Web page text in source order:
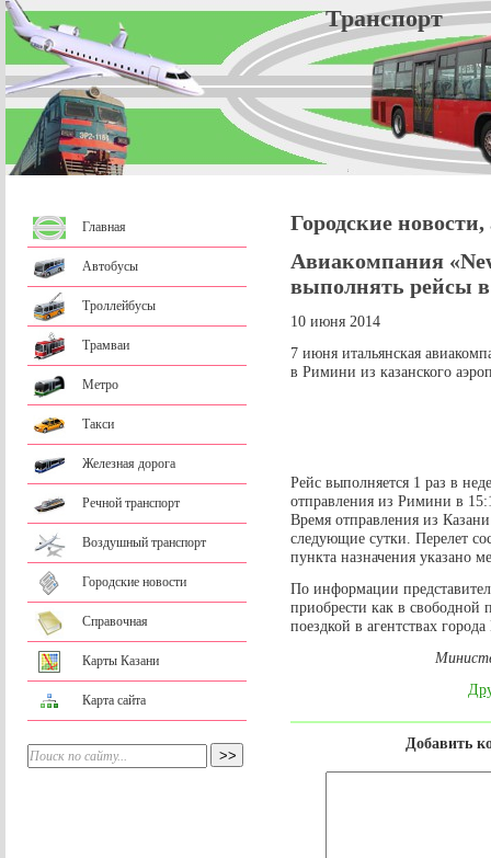
Главная
Автобусы
Троллейбусы
Трамваи
Метро
Такси
Железная дорога
Речной транспорт
Воздушный транспорт
Городские новости
Справочная
Карты Казани
Карта сайта
Городские
Авиакомпания
выполнять рейсы
10 июня 2014
7 июня итальянская
в Римини из казанского
Рейс выполняется 1 раз в
отправления из Римини в
Время отправления из
следующие сутки. Перелет
пункта назначения указано
По информации
приобрести как в свободной
поездкой в агентствах
Добавить